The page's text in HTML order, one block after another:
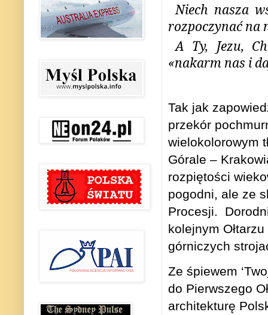
Niech nasza
rozpoczynać na
A Ty, Jezu,
«nakarm nas i
Tak jak
przekór
wielokolorowym
Górale –
rozpiętości
pogodni, ale ze
Procesji.
kolejnym
górniczych
Ze śpiewem
do Pierwszego
architekturę